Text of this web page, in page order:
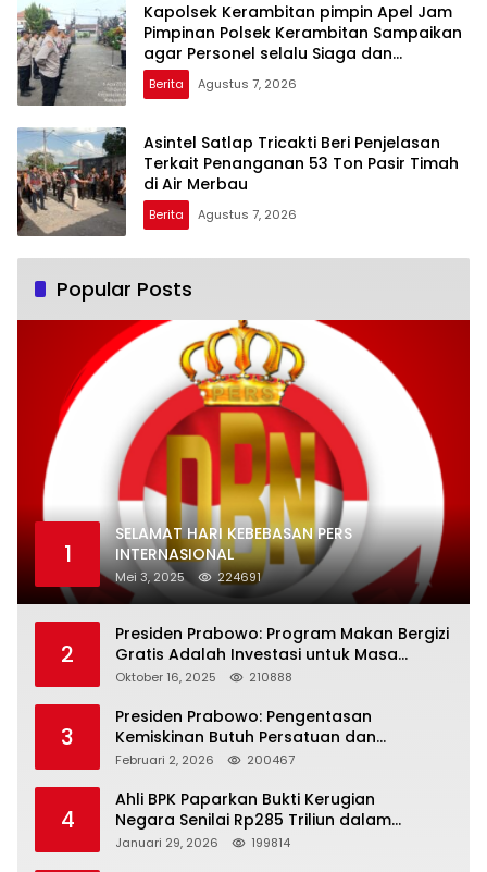
Kapolsek Kerambitan pimpin Apel Jam
Pimpinan Polsek Kerambitan Sampaikan
agar Personel selalu Siaga dan
Tanggap terhadap Perkembangan
Situasi
Berita Agustus 7, 2026
Asintel Satlap Tricakti Beri Penjelasan
Terkait Penanganan 53 Ton Pasir Timah
di Air Merbau
Berita Agustus 7, 2026
Popular Posts
1
SELAMAT HARI KEBEBASAN PERS
INTERNASIONAL
Mei 3, 2025 224691
2
Presiden Prabowo: Program Makan Bergizi
Gratis Adalah Investasi untuk Masa
Depan Bangsa
Oktober 16, 2025 210888
3
Presiden Prabowo: Pengentasan
Kemiskinan Butuh Persatuan dan
Kepemimpinan yang Bertanggung Jawab
Februari 2, 2026 200467
4
Ahli BPK Paparkan Bukti Kerugian
Negara Senilai Rp285 Triliun dalam
Persidangan Korupsi PT Pertamina
Januari 29, 2026 199814